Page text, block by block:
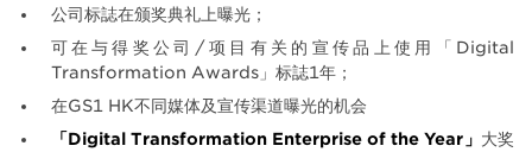
公司标誌在颁奖典礼上曝光；
可在与得奖公司/项目有关的宣传品上使用「Digital
Transformation Awards」标誌1年；
在GS1 HK不同媒体及宣传渠道曝光的机会
「Digital Transformation Enterprise of the Year」 大奖